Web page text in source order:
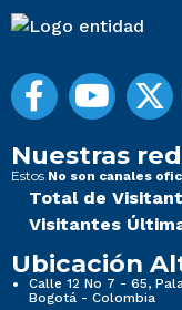
Nuestras
Estos No son canales
Total de
Visitantes
Ubicación
Calle 12 No 7 - 65,
Bogotá - Colombia